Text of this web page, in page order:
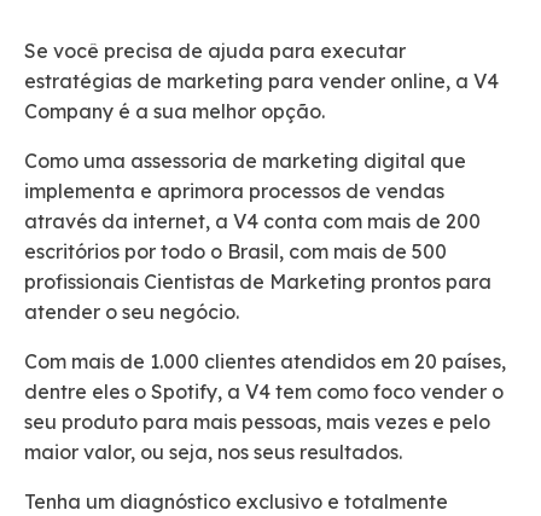
Se você precisa de ajuda para executar
estratégias de marketing para vender online, a V4
Company é a sua melhor opção.
Como uma assessoria de marketing digital que
implementa e aprimora processos de vendas
através da internet, a V4 conta com mais de 200
escritórios por todo o Brasil, com mais de 500
profissionais Cientistas de Marketing prontos para
atender o seu negócio.
Com mais de 1.000 clientes atendidos em 20 países,
dentre eles o Spotify, a V4 tem como foco vender o
seu produto para mais pessoas, mais vezes e pelo
maior valor, ou seja, nos seus resultados.
Tenha um diagnóstico exclusivo e totalmente